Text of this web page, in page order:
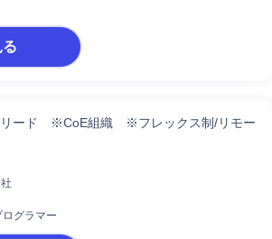
リード ※CoE組織 ※フレックス制/リモー
グラマー